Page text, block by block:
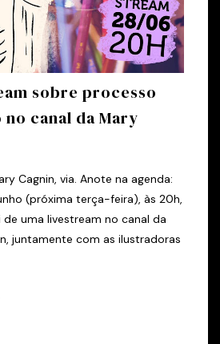
sobre processo
canal da Mary
Cagnin, via. Anote na agenda:
(próxima terça-feira), às 20h,
uma livestream no canal da
juntamente com as ilustradoras